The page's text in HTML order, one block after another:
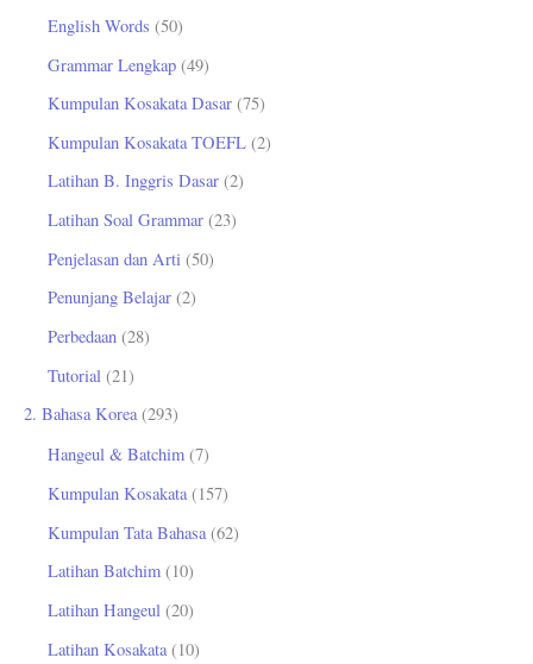
English Words (50)
Grammar Lengkap (49)
Kumpulan Kosakata Dasar (75)
Kumpulan Kosakata TOEFL (2)
Latihan B. Inggris Dasar (2)
Latihan Soal Grammar (23)
Penjelasan dan Arti (50)
Penunjang Belajar (2)
Perbedaan (28)
Tutorial (21)
2. Bahasa Korea(293)
Hangeul & Batchim (7)
Kumpulan Kosakata(157)
Kumpulan Tata Bahasa (62)
Latihan Batchim (10)
Latihan Hangeul (20)
Latihan Kosakata (10)